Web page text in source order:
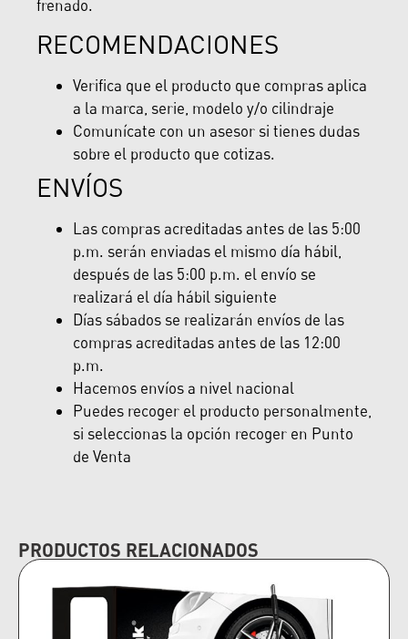
frenado.
RECOMENDACIONES
Verifica que el producto que compras aplica
a la marca, serie, modelo y/o cilindraje
Comunícate con un asesor si tienes dudas
sobre el producto que cotizas.
ENVÍOS
Las compras acreditadas antes de las 5:00
p.m. serán enviadas el mismo día hábil,
después de las 5:00 p.m. el envío se
realizará el día hábil siguiente
Días sábados se realizarán envíos de las
compras acreditadas antes de las 12:00
p.m.
Hacemos envíos a nivel nacional
Puedes recoger el producto personalmente,
si seleccionas la opción recoger en Punto
de Venta
PRODUCTOS RELACIONADOS